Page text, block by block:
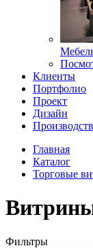
Клиенты
Портфолио
Проект
Дизайн
Главная
Каталог
Торговые
Фильтры